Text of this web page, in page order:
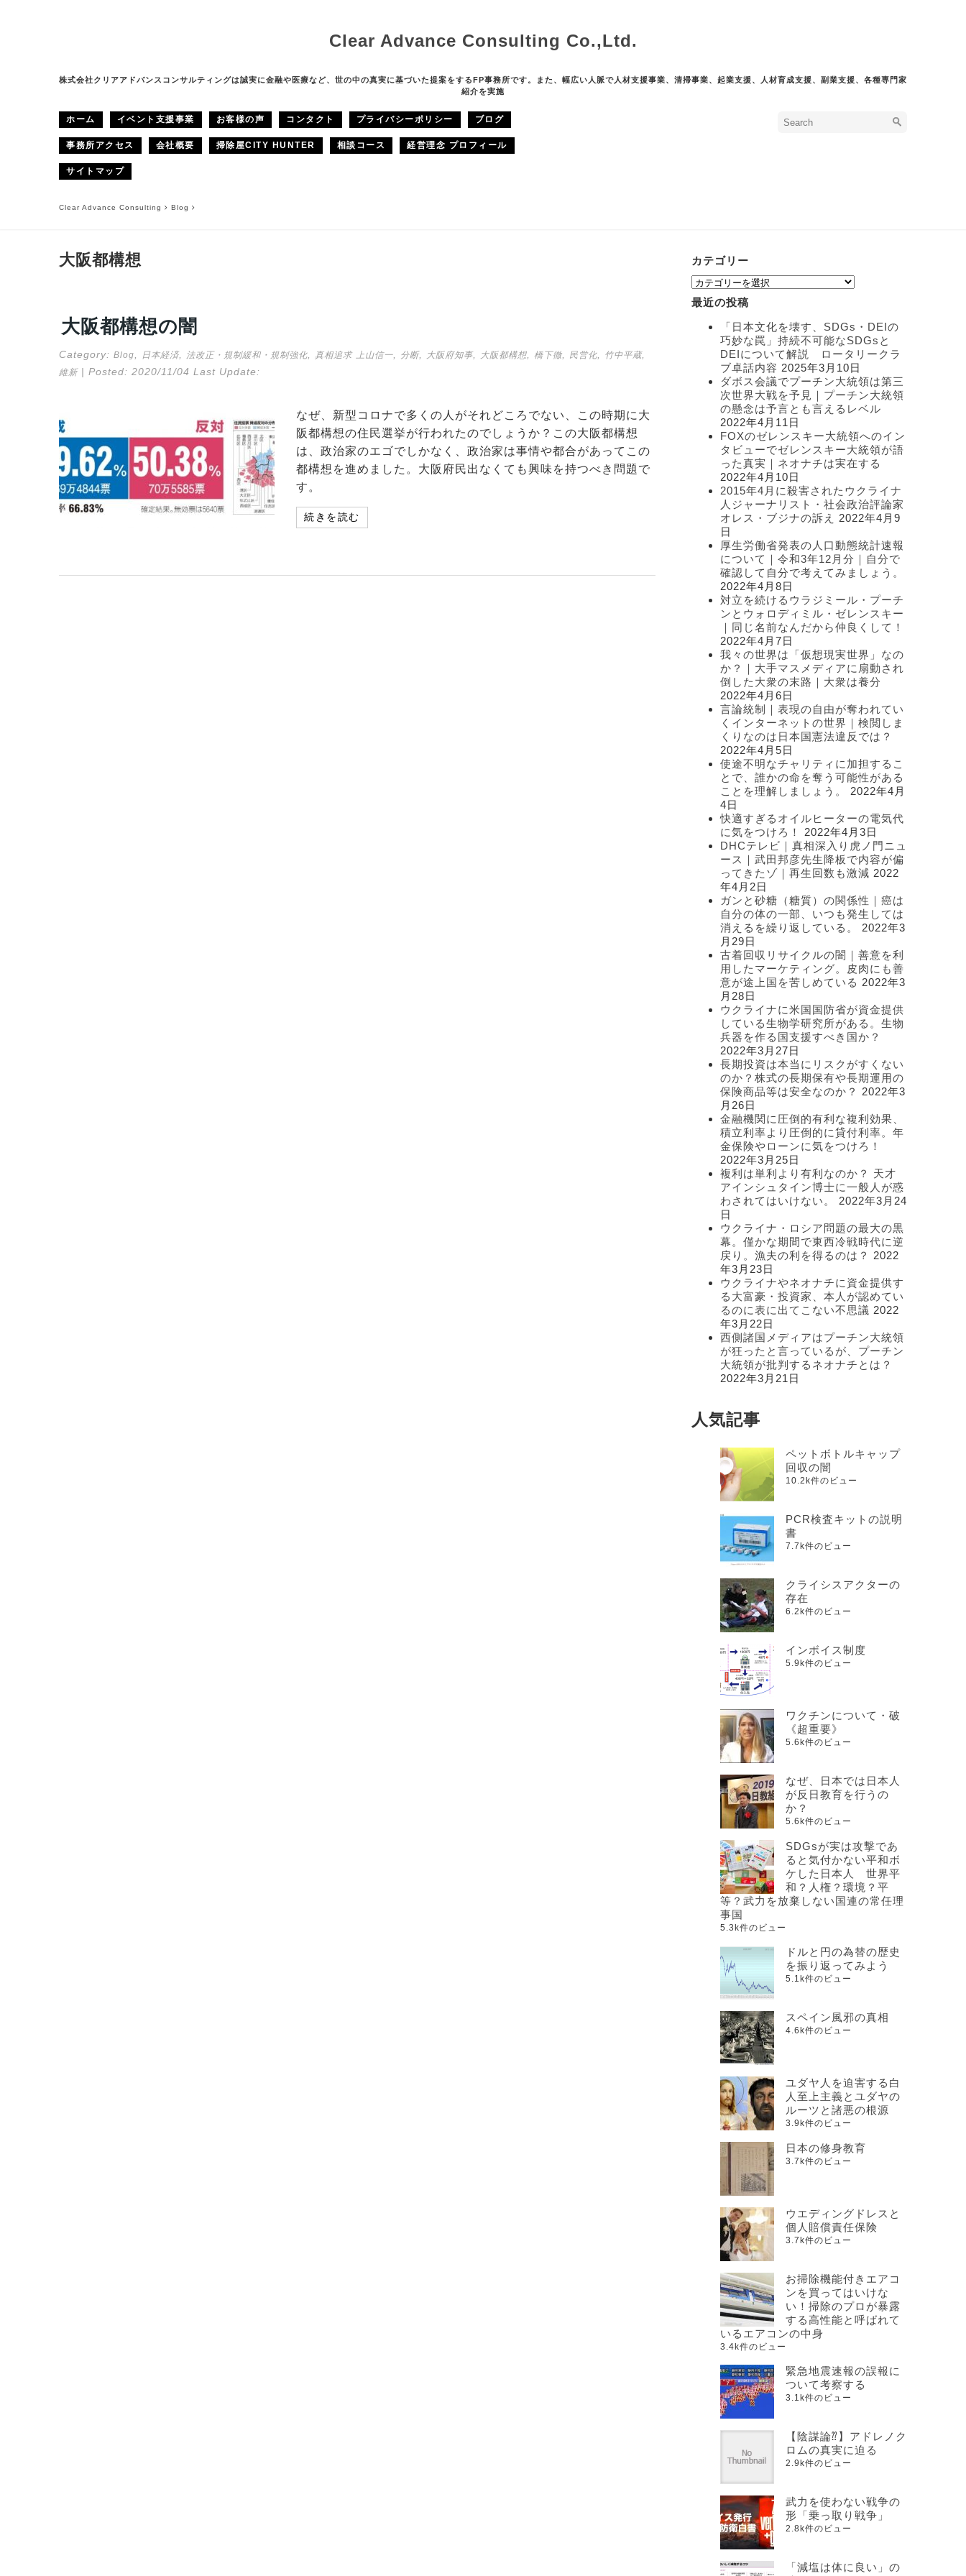
Clear Advance Consulting Co.,Ltd.
株式会社クリアアドバンスコンサルティングは誠実に金融や医療など、世の中の真実に基づいた提案をするFP事務所です。また、幅広い人脈で人材支援事業、清掃事業、起業支援、人材育成支援、副業支援、各種専門家
紹介を実施
ホーム イベント支援事業 お客様の声 コンタクト プライバシーポリシー ブログ
事務所アクセス 会社概要 掃除屋CITY HUNTER 相談コース 経営理念 プロフィール
サイトマップ
Clear Advance Consulting Blog
大阪都構想
大阪都構想の闇
Category: Blog 日本経済 法改正・規制緩和・規制強化 真相追求 上山信一 分断, 大阪府知事, 大阪都構想 橋下徹 民営化 竹中平蔵,
維新| Posted: 2020/11/04 Last Update:
なぜ、新型コロナで多くの人がそれどころでない、この時期に大
阪都構想の住民選挙が行われたのでしょうか？この大阪都構想
は、政治家のエゴでしかなく、政治家は事情や都合があってこの
都構想を進めました。大阪府民出なくても興味を持つべき問題で
す。
続きを読む
カテゴリー
カ
テ
ゴ
最近の投稿
「日本文化を壊す、SDGs・DEIの
巧妙な罠」持続不可能なSDGsと
DEIについて解説 ロータリークラ
ブ卓話内容 2025年3月10日
ダボス会議でプーチン大統領は第三
次世界大戦を予見｜プーチン大統領
の懸念は予言とも言えるレベル
2022年4月11日
FOXのゼレンスキー大統領へのイン
タビューでゼレンスキー大統領が語
った真実｜ネオナチは実在する
2022年4月10日
2015年4月に殺害されたウクライナ
人ジャーナリスト・社会政治評論家
オレス・ブジナの訴え
2022年4月9
日
厚生労働省発表の人口動態統計速報
について｜令和3年12月分｜自分で
確認して自分で考えてみましょう。
2022年4月8日
対立を続けるウラジミール・プーチ
ンとウォロディミル・ゼレンスキー
｜同じ名前なんだから仲良くして！
2022年4月7日
我々の世界は「仮想現実世界」なの
か？｜大手マスメディアに扇動され
倒した大衆の末路｜大衆は養分
2022年4月6日
言論統制｜表現の自由が奪われてい
くインターネットの世界｜検閲しま
くりなのは日本国憲法違反では？
2022年4月5日
使途不明なチャリティに加担するこ
とで、誰かの命を奪う可能性がある
ことを理解しましょう。
2022年4月
4日
快適すぎるオイルヒーターの電気代
に気をつけろ！
2022年4月3日
DHCテレビ｜真相深入り虎ノ門ニュ
ース｜武田邦彦先生降板で内容が偏
ってきたゾ｜再生回数も激減 2022
年4月2日
ガンと砂糖（糖質）の関係性｜癌は
自分の体の一部、いつも発生しては
消えるを繰り返している。
2022年3
月29日
古着回収リサイクルの闇｜善意を利
用したマーケティング。皮肉にも善
意が途上国を苦しめている 2022年3
月28日
ウクライナに米国国防省が資金提供
している生物学研究所がある。生物
兵器を作る国支援すべき国か？
2022年3月27日
長期投資は本当にリスクがすくない
のか？株式の長期保有や長期運用の
保険商品等は安全なのか？
2022年3
月26日
金融機関に圧倒的有利な複利効果、
積立利率より圧倒的に貸付利率。年
金保険やローンに気をつけろ！
2022年3月25日
複利は単利より有利なのか？ 天才
アインシュタイン博士に一般人が惑
わされてはいけない。
2022年3月24
日
ウクライナ・ロシア問題の最大の黒
幕。僅かな期間で東西冷戦時代に逆
戻り。漁夫の利を得るのは？
2022
年3月23日
ウクライナやネオナチに資金提供す
る大富豪・投資家、本人が認めてい
るのに表に出てこない不思議 2022
年3月22日
西側諸国メディアはプーチン大統領
が狂ったと言っているが、プーチン
大統領が批判するネオナチとは？
2022年3月21日
人気記事
ペットボトルキャップ
回収の闇
10.2k件のビュー
PCR検査キットの説明
書
7.7k件のビュー
クライシスアクターの
存在
6.2k件のビュー
インボイス制度
5.9k件のビュー
ワクチンについて・破
《超重要》
5.6k件のビュー
なぜ、日本では日本人
が反日教育を行うの
か？
5.6k件のビュー
SDGsが実は攻撃であ
ると気付かない平和ボ
ケした日本人 世界平
和？人権？環境？平
等？武力を放棄しない国連の常任理
事国
5.3k件のビュー
ドルと円の為替の歴史
を振り返ってみよう
5.1k件のビュー
スペイン風邪の真相
4.6k件のビュー
ユダヤ人を迫害する白
人至上主義とユダヤの
ルーツと諸悪の根源
3.9k件のビュー
日本の修身教育
3.7k件のビュー
ウエディングドレスと
個人賠償責任保険
3.7k件のビュー
お掃除機能付きエアコ
ンを買ってはいけな
い！掃除のプロが暴露
する高性能と呼ばれて
いるエアコンの中身
3.4k件のビュー
緊急地震速報の誤報に
ついて考察する
3.1k件のビュー
【陰謀論⁇】アドレノク
ロムの真実に迫る
2.9k件のビュー
武力を使わない戦争の
形「乗っ取り戦争」
2.8k件のビュー
「減塩は体に良い」の